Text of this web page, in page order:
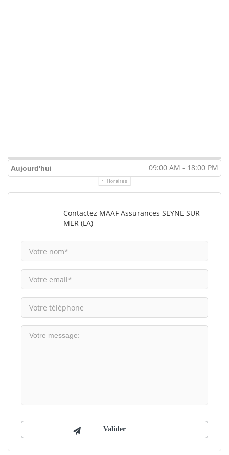
Aujourd'hui 09:00 AM - 18:00 PM
Horaires
Contactez MAAF Assurances SEYNE SUR
MER (LA)